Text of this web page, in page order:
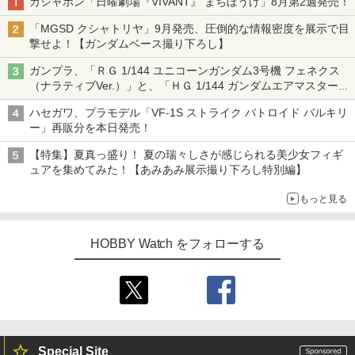
「MGSD クシャトリヤ」9月発売、圧倒的な情報密度を展示で目
撃せよ！【ガンダムベース撮り下ろし】
ガンプラ、「ＲＧ 1/144 ユニコーンガンダム3号機 フェネクス
（ナラティブVer.）」と、「ＨＧ 1/144 ガンダムエアマスターバ
ースト」再販
ハセガワ、プラモデル「VF-1S ストライク バトロイド バルキリ
ー」再販分を本日発売！
【特集】夏真っ盛り！ 夏の瑞々しさが感じられる美少女フィギ
ュアを集めてみた！【あみあみ展示撮り下ろし特別編】
もっと見る
HOBBY Watch をフォローする
Special Site